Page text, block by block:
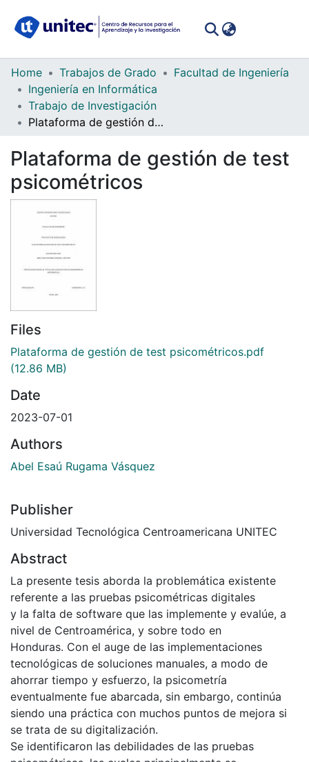
Communities
Collections
Statistics
Home Trabajos de Grado
Facultad de Ingeniería
Ingeniería en Informática
Trabajo de Investigación
Plataforma de gestión de test psicométricos
Plataforma de gestión de test
psicométricos
Files
Plataforma de gestión de test psicométricos.pdf
(12.86 MB)
Date
2023-07-01
Authors
Abel Esaú Rugama Vásquez
Publisher
Universidad Tecnológica Centroamericana UNITEC
Abstract
La presente tesis aborda la problemática existente
referente a las pruebas psicométricas digitales
y la falta de software que las implemente y evalúe, a
nivel de Centroamérica, y sobre todo en
Honduras. Con el auge de las implementaciones
tecnológicas de soluciones manuales, a modo de
ahorrar tiempo y esfuerzo, la psicometría
eventualmente fue abarcada, sin embargo, continúa
siendo una práctica con muchos puntos de mejora si
se trata de su digitalización.
Se identificaron las debilidades de las pruebas